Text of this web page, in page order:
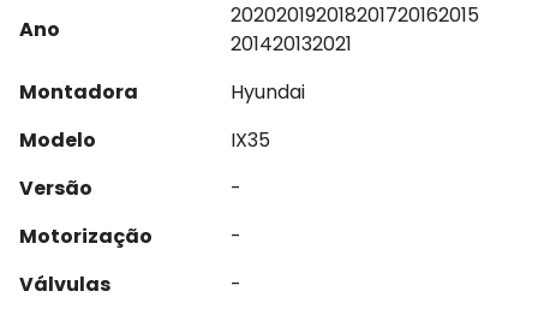
Ano
202020192018201720162015
201420132021
Montadora
Hyundai
Modelo
IX35
Versão
-
Motorização
-
Válvulas
-